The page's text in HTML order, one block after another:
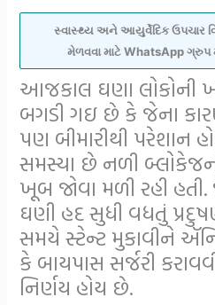
સ્વાસ્થ્ય અને આયુર્વેદિક ઉપચાર
મેળવવા માટે WhatsApp ગ્રુપ
આજકાલ ઘણા લોકોની
બગડી ગઇ છે કે જેના
પણ બીમારીથી પરેશાન
સમસ્યા છે નળી
ખૂબ જોવા મળી રહી
ઘણી હદ સુધી વધતું
સમયે સ્ટેન્ટ મુકાવીને
કે બાયપાસ સર્જરી
નિર્ણય હોય છે.